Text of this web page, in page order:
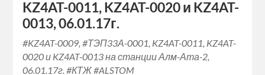
KZ4AT-0011, KZ4AT-0020 и KZ4AT-
0013, 06.01.17г.
#KZ4AT-0009, #ТЭП33А-0001, KZ4AT-0011, KZ4AT-
0020 и KZ4AT-0013 на станции Алм-Ата-2,
06.01.17г. #КТЖ #ALSTOM